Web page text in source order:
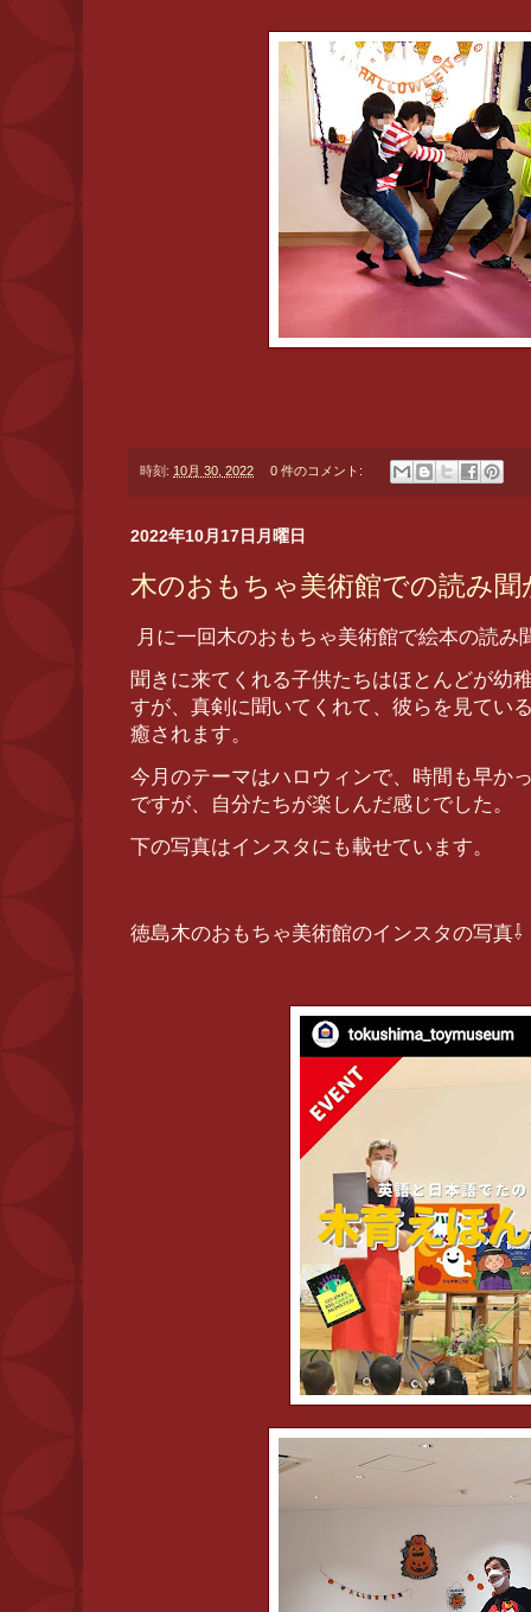
時刻: 10月 30, 2022 0 件のコメント:
2022年10月17日月曜日
木のおもちゃ美術館での読み聞
月に一回木のおもちゃ美術館で絵本の読み
聞きに来てくれる子供たちはほとんどが幼
すが、真剣に聞いてくれて、彼らを見てい
癒されます。
今月のテーマはハロウィンで、時間も早か
ですが、自分たちが楽しんだ感じでした。
下の写真はインスタにも載せています。
徳島木のおもちゃ美術館のインスタの写真⇩